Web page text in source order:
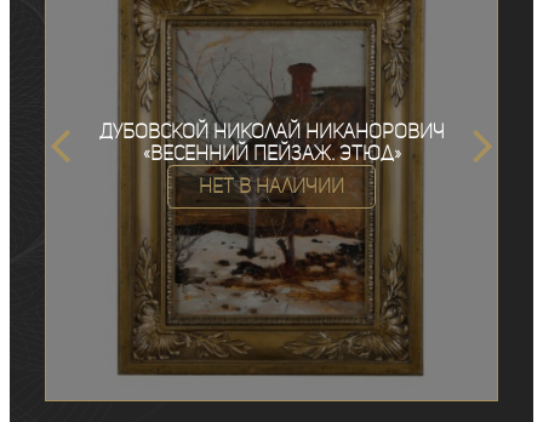
Дубовской Николай Никанорович
«Весенний пейзаж. Этюд»
Нет в наличии